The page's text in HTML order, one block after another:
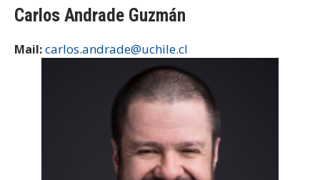
EDUCACIÓN
SOCIOLOGÍA
TRABAJO SOCIAL
POSTGRADO
PUBLICACIONES
EXTENSIÓN
ADMISIÓN
ESTUDIANTES
Carlos Andrade Guzmán
Mail:carlos.andrade@uchile.cl